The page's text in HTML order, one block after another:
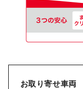
お取り寄せ車両